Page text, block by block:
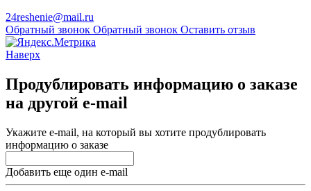
24reshenie@mail.ru
Обратный звонок Обратный звонок Оставить отзыв
Наверх
Продублировать информацию о заказе
на другой e-mail
Укажите e-mail, на который вы хотите продублировать
информацию о заказе
Добавить еще один e-mail